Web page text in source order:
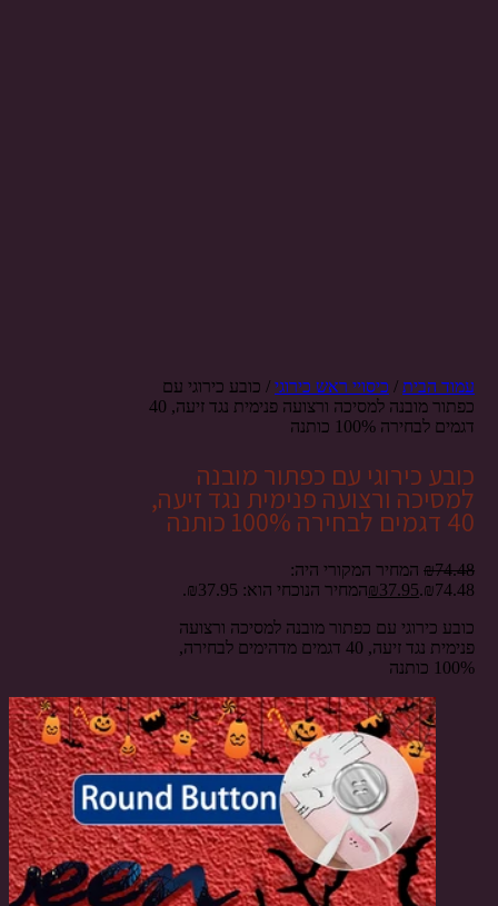
עמוד הבית/ כיסויי ראש כירוגי/ כובע כירוגי עם
כפתור מובנה למסיכה ורצועה פנימית נגד זיעה, 40
דגמים לבחירה 100% כותנה
כובע כירוגי עם כפתור מובנה
למסיכה ורצועה פנימית נגד זיעה,
40 דגמים לבחירה 100% כותנה
₪74.48
המחיר המקורי היה:
₪74.48.
₪37.95
המחיר הנוכחי הוא: ₪37.95.
כובע כירוגי עם כפתור מובנה למסיכה ורצועה
פנימית נגד זיעה, 40 דגמים מדהימים לבחירה,
100% כותנה